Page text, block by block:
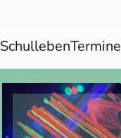
SchullebenTermine